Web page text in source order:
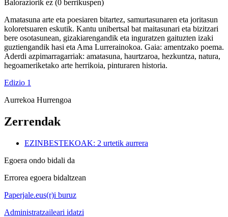
Baloraziorik ez (0 berrikuspen)
Amatasuna arte eta poesiaren bitartez, samurtasunaren eta joritasun
koloretsuaren eskutik. Kantu unibertsal bat maitasunari eta bizitzari
bere osotasunean, gizakiarengandik eta inguratzen gaituzten izaki
guztiengandik hasi eta Ama Lurrerainokoa. Gaia: amentzako poema.
Aderdi azpimarragarriak: amatasuna, haurtzaroa, hezkuntza, natura,
hegoameriketako arte herrikoia, pinturaren historia.
Edizio 1
Aurrekoa Hurrengoa
Zerrendak
EZINBESTEKOAK: 2 urtetik aurrera
Egoera ondo bidali da
Errorea egoera bidaltzean
Paperjale.eus(r)i buruz
Administratzaileari idatzi